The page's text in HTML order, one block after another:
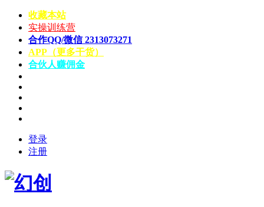
收藏本站
实操训练营
合作QQ/微信 2313073271
APP（更多干货）
合伙人赚佣金
登录
注册